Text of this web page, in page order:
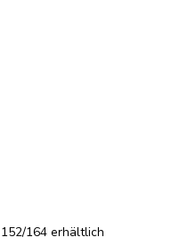
164 erhältlich